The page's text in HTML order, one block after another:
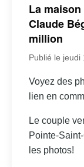
La
Claude
million
Publié le jeudi
Voyez des
lien en
Le couple
Pointe-
les photos!